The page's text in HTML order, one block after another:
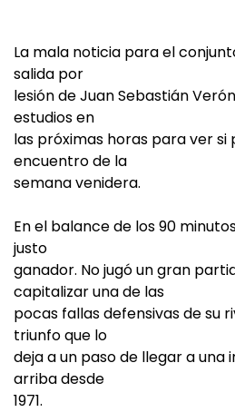
La mala noticia para el
salida por
lesión de Juan Sebastián
estudios en
las próximas horas para ver si
encuentro de la
semana venidera.
En el balance de los 90
justo
ganador. No jugó un gran
capitalizar una de las
pocas fallas defensivas de su
triunfo que lo
deja a un paso de llegar a una
arriba desde
1971.